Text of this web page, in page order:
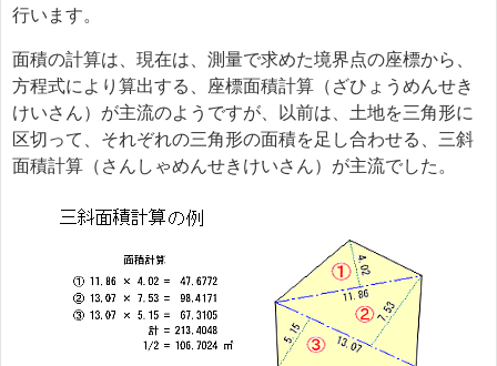
行います。
面積の計算は、現在は、測量で求めた境界点の座標から、
方程式により算出する、座標面積計算（ざひょうめんせき
けいさん）が主流のようですが、以前は、土地を三角形に
区切って、それぞれの三角形の面積を足し合わせる、三斜
面積計算（さんしゃめんせきけいさん）が主流でした。